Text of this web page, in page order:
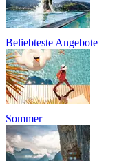
Beliebteste Angebote
Sommer